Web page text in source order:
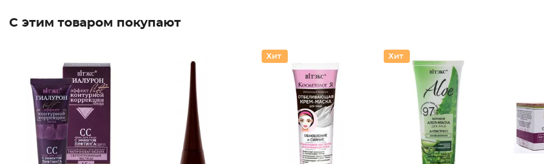
С этим товаром покупают